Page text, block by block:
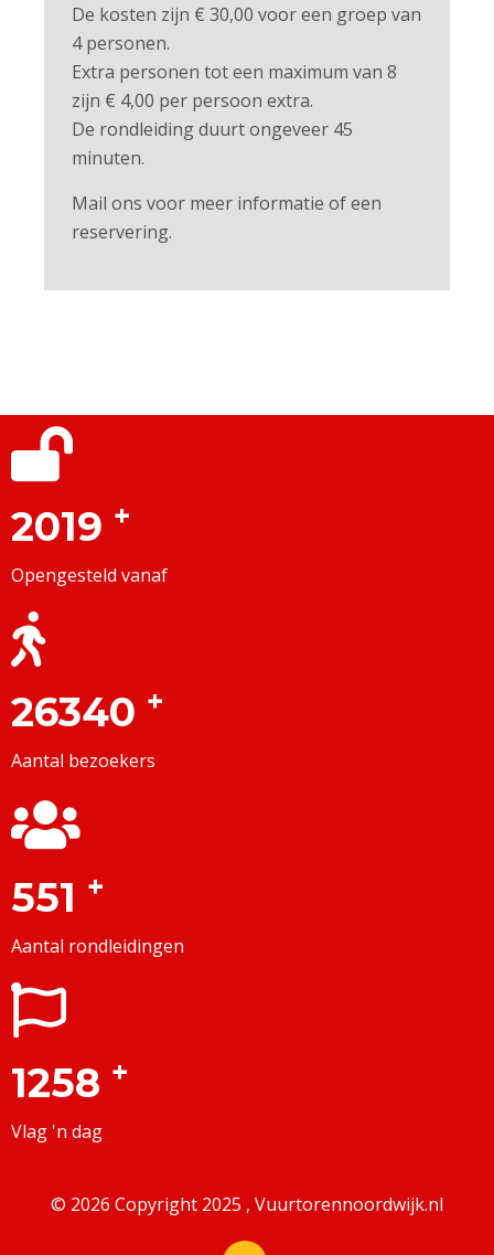
De kosten zijn € 30,00 voor een groep van
4 personen.
Extra personen tot een maximum van 8
zijn € 4,00 per persoon extra.
De rondleiding duurt ongeveer 45
minuten.
Mail ons voor meer informatie of een
reservering.
2019 +
Opengesteld vanaf
26340 +
Aantal bezoekers
551 +
Aantal rondleidingen
1258 +
Vlag 'n dag
© 2026 Copyright 2025 , Vuurtorennoordwijk.nl